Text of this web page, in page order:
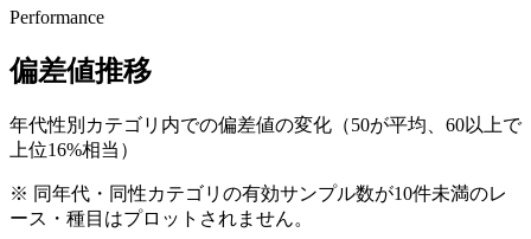
Performance
偏差値推移
年代性別カテゴリ内での偏差値の変化（50が平均、60以上で
上位16%相当）
※ 同年代・同性カテゴリの有効サンプル数が10件未満のレ
ース・種目はプロットされません。